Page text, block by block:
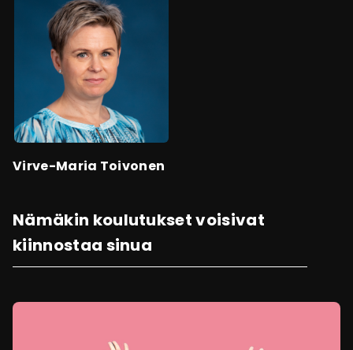
Virve-Maria Toivonen
Nämäkin koulutukset voisivat
kiinnostaa sinua